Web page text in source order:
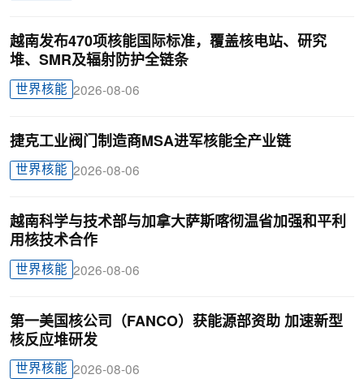
越南发布470项核能国际标准，覆盖核电站、研究
堆、SMR及辐射防护全链条
世界核能 2026-08-06
捷克工业阀门制造商MSA进军核能全产业链
世界核能 2026-08-06
越南科学与技术部与加拿大萨斯喀彻温省加强和平利
用核技术合作
世界核能 2026-08-06
第一美国核公司（FANCO）获能源部资助 加速新型
核反应堆研发
世界核能 2026-08-06